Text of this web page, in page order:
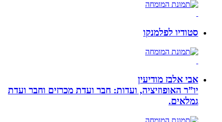
סטודיו לפלמנקו
אבי אלבז מודיעין
יו”ר האופוזיציה, ועדות: חבר ועדת מכרזים וחבר ועדת
גמלאים.